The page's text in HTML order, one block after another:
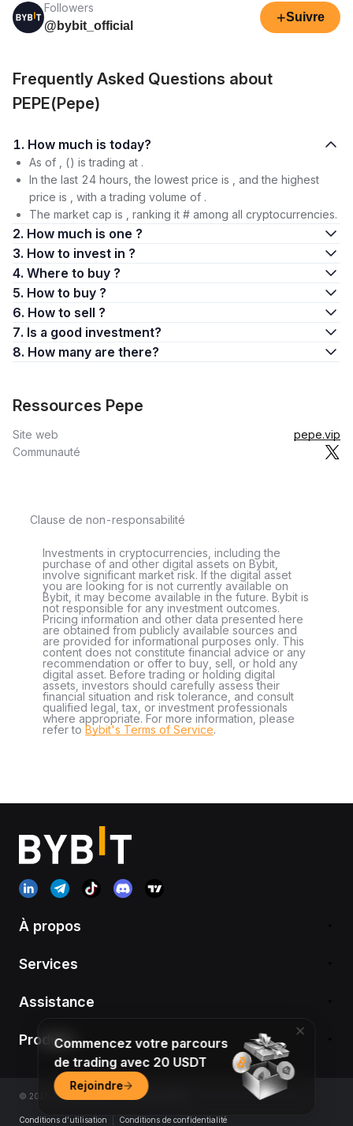
Followers
@bybit_official
+Suivre
Frequently Asked Questions about
PEPE(Pepe)
1. How much is today?
As of , () is trading at .
In the last 24 hours, the lowest price is , and the highest
price is , with a trading volume of .
The market cap is , ranking it # among all cryptocurrencies.
2. How much is one ?
3. How to invest in ?
4. Where to buy ?
5. How to buy ?
6. How to sell ?
7. Is a good investment?
8. How many are there?
Ressources Pepe
Site web
pepe.vip
Communauté
Clause de non-responsabilité
Investments in cryptocurrencies, including the
purchase of and other digital assets on Bybit,
involve significant market risk. If the digital asset
you are looking for is not currently available on
Bybit, it may become available in the future. Bybit is
not responsible for any investment outcomes.
Pricing information and other data presented here
are obtained from publicly available sources and
are provided for informational purposes only. This
content does not constitute financial advice or any
recommendation or offer to buy, sell, or hold any
digital asset. Before trading or holding digital
assets, investors should carefully assess their
financial situation and risk tolerance, and consult
qualified legal, tax, or investment professionals
where appropriate. For more information, please
refer to Bybit's Terms of Service.
À propos
Services
Assistance
Produits
© 2018-2026 Bybit.com. All rights reserved.
Conditions d’utilisation Conditions de confidentialité
Commencez votre parcours
de trading avec 20 USDT
Rejoindre